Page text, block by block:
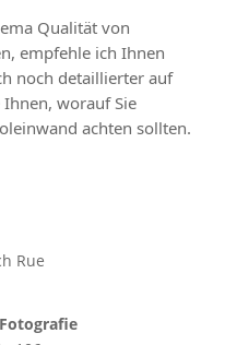
Qualität von
empfehle ich Ihnen
noch detaillierter auf
worauf Sie
achten sollten.